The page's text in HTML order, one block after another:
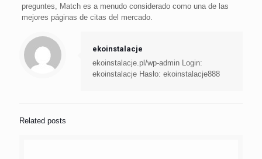
preguntes, Match es a menudo considerado como una de las
mejores páginas de citas del mercado.
ekoinstalacje
ekoinstalacje.pl/wp-admin Login:
ekoinstalacje Hasło: ekoinstalacje888
Related posts